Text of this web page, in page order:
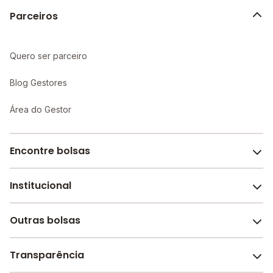
Parceiros
Quero ser parceiro
Blog Gestores
Área do Gestor
Encontre bolsas
Melhores escolas de São Paulo
Escolas por cidade e bairro
Institucional
Sobre o Melhor Escola
Revista Melhor Escola
Outras bolsas
Faculdades e universidades
Transparência